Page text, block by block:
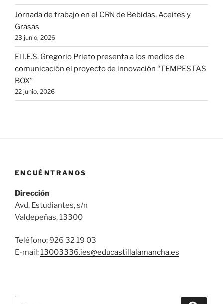
Jornada de trabajo en el CRN de Bebidas, Aceites y
Grasas
23 junio, 2026
El I.E.S. Gregorio Prieto presenta a los medios de
comunicación el proyecto de innovación “TEMPESTAS
BOX”
22 junio, 2026
ENCUÉNTRANOS
Dirección
Avd. Estudiantes, s/n
Valdepeñas, 13300
Teléfono: 926 32 19 03
E-mail:13003336.ies@educastillalamancha.es